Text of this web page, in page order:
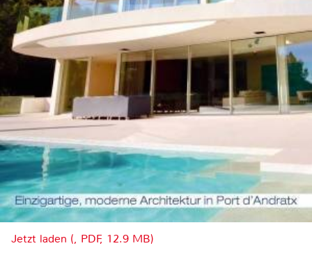
Jetzt laden (, PDF, 12.9 MB)